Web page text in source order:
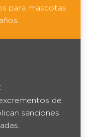
para mascotas
de
sanciones